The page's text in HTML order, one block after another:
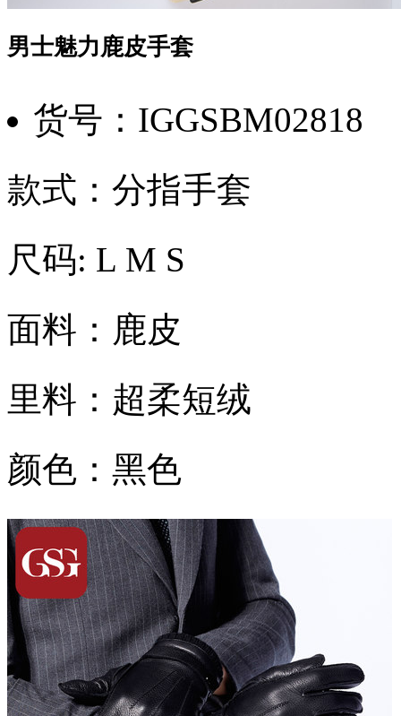
男士魅力鹿皮手套
货号：IGGSBM02818
款式：分指手套
尺码: L M S
面料：鹿皮
里料：超柔短绒
颜色：黑色